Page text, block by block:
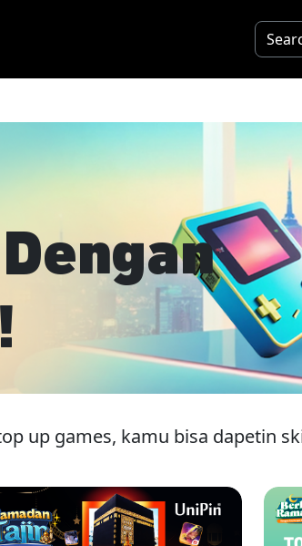
up games, kamu bisa dapetin